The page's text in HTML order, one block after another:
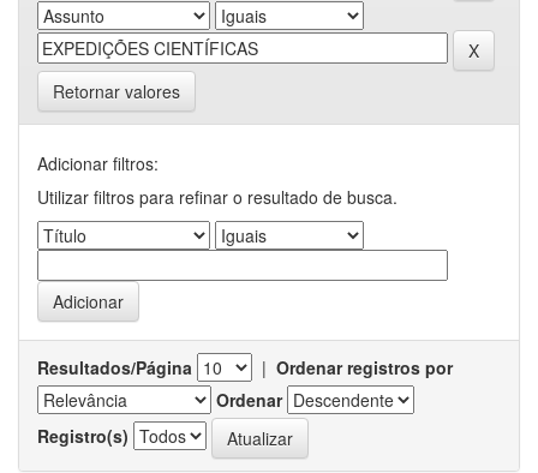
Retornar valores
Adicionar filtros:
Utilizar filtros para refinar o resultado de busca.
Resultados/Página | Ordenar registros por
Ordenar
Registro(s)